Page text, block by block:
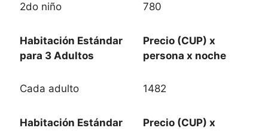
2do niño 780
Habitación Estándar
para 3 Adultos
Precio (CUP) x
persona x noche
Cada adulto 1482
Habitación Estándar
Precio (CUP) x